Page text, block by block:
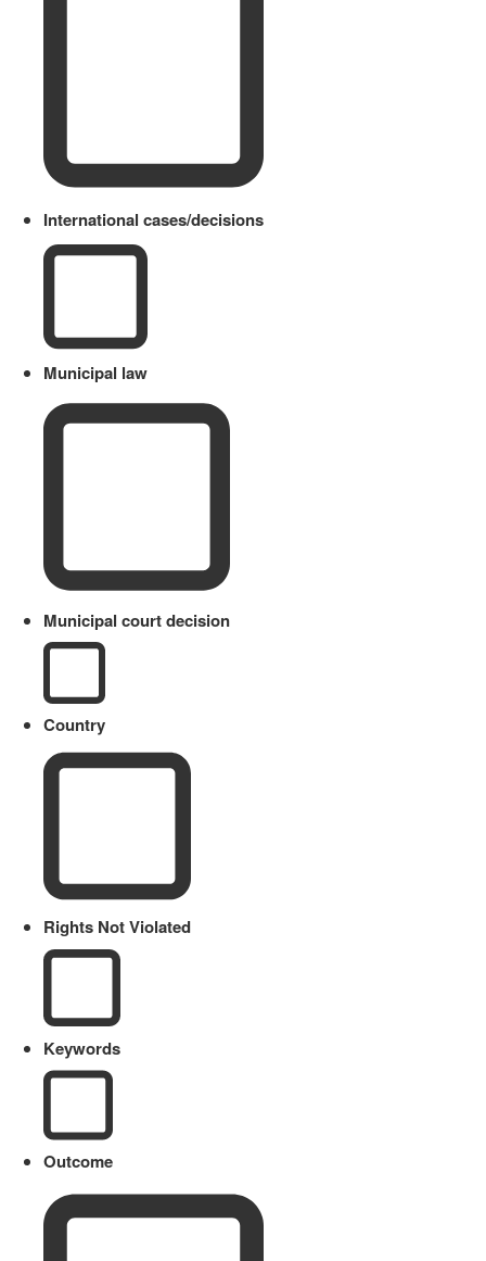
International cases/decisions
Municipal law
Municipal court decision
Country
Rights Not Violated
Keywords
Outcome